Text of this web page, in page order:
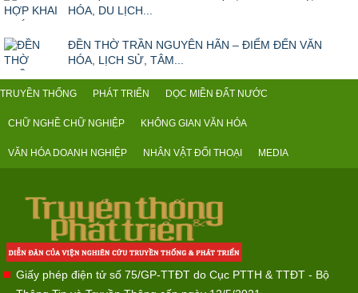
HÓA, DU LỊCH...
ĐỀN THỜ TRẦN NGUYÊN HÃN – ĐIỂM ĐẾN VĂN
HÓA, LỊCH SỬ, TÂM...
TRUYỀN THỐNG PHÁT TRIỂN DỌC MIỀN ĐẤT NƯỚC
CHỮ NGHỀ CHỮ NGHIỆP KHÔNG GIAN VĂN HÓA
VĂN HÓA DOANH NGHIỆP NHÂN VẬT ĐỐI THOẠI MEDIA
Giấy phép điện tử số 75/GP-TTĐT do Cục PTTH & TTĐT - Bộ